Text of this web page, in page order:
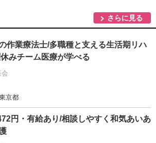
さらに見る
作業療法士/多職種と支える生活期リハ
みチーム医療が学べる
京都
円・有給あり/相談しやすく和気あいあ